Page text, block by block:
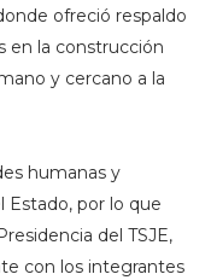
ofreció respaldo
en la construcción
y cercano a la
humanas y
Estado, por lo que
del TSJE,
con los integrantes